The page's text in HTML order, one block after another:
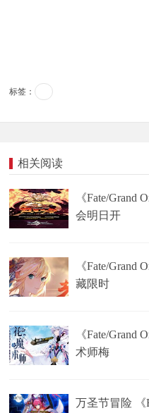
标签：
相关阅读
《Fate/
会明日开
《Fate/Grand
藏限时
《Fate/Grand
术师梅
万圣节冒险 《